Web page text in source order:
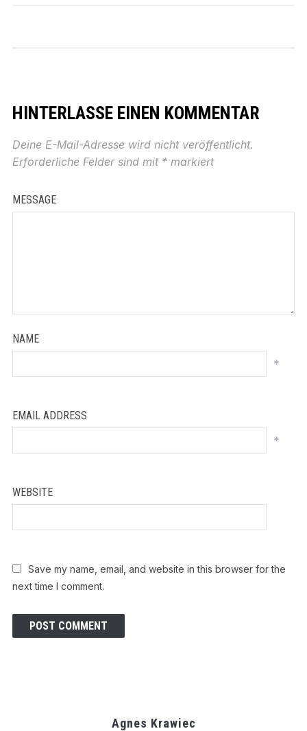
HINTERLASSE EINEN KOMMENTAR
Deine E-Mail-Adresse wird nicht veröffentlicht.
Erforderliche Felder sind mit *markiert
MESSAGE
NAME
*
EMAIL ADDRESS
*
WEBSITE
Save my name, email, and website in this browser for the
next time I comment.
Agnes Krawiec